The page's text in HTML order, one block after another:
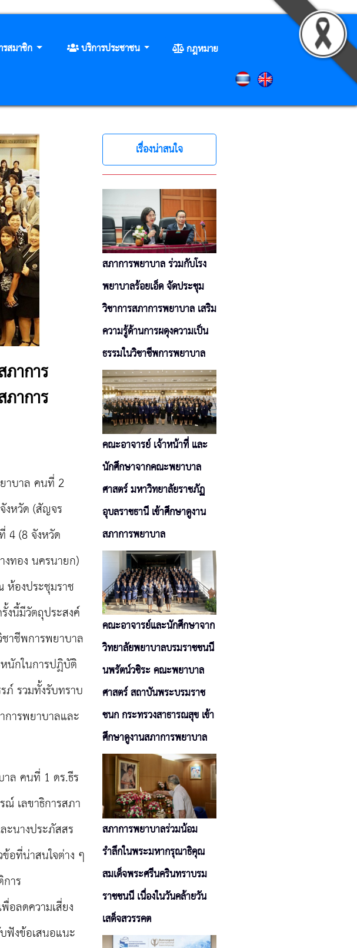
สมาชิก บริการประชาชน
กฎหมาย
าการ
าการ
าบาล คนที่ 2
งหวัด (สัญจร
4 (8จังหวัด
ทอง นครนายก)
ห้องประชุมราช
งนี้มีวัตถุประสงค์
าชีพการพยาบาล
นักในการปฏิบัติ
ภ์ รวมทั้งรับทราบ
ารพยาบาลและ
ล คนที่ 1 ดร.ธีร
เลขาธิการสภา
ะนางประภัสสร
อที่น่าสนใจต่าง ๆ
าร
อลดความเสี่ยง
ฟังข้อเสนอแนะ
เรื่องน่าสนใจ
สภาการพยาบาล ร่วมกับโรง
พยาบาลร้อยเอ็ด จัดประชุม
วิชาการสภาการพยาบาล เสริม
ความรู้ด้านการผดุงความเป็น
ธรรมในวิชาชีพการพยาบาล
คณะอาจารย์ เจ้าหน้าที่ และ
นักศึกษาจากคณะพยาบาล
ศาสตร์ มหาวิทยาลัยราชภัฏ
อุบลราชธานี เข้าศึกษาดูงาน
สภาการพยาบาล
คณะอาจารย์และนักศึกษาจาก
วิทยาลัยพยาบาลบรมราชชนนี
นพรัตน์วชิระ คณะพยาบาล
ศาสตร์ สถาบันพระบรมราช
ชนก กระทรวงสาธารณสุข เข้า
ศึกษาดูงานสภาการพยาบาล
สภาการพยาบาลร่วมน้อม
รำลึกในพระมหากรุณาธิคุณ
สมเด็จพระศรีนครินทราบรม
ราชชนนี เนื่องในวันคล้ายวัน
เสด็จสวรรคต